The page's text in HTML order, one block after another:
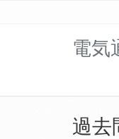
電気
過去